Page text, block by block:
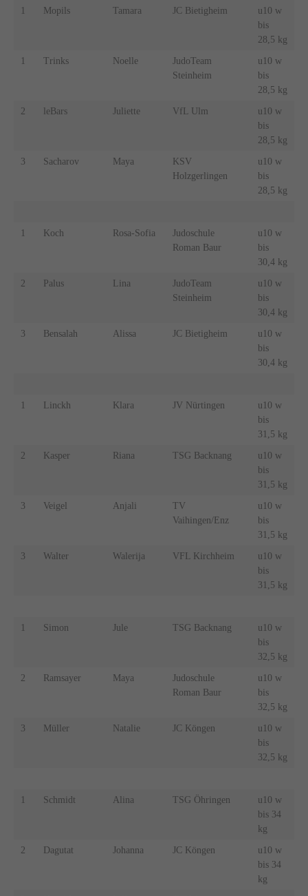
1 Mopils Tamara JC Bietigheim
u10 w
bis
28,5 kg
1 Trinks Noelle
JudoTeam
Steinheim
u10 w
bis
28,5 kg
2 leBars Juliette VfL Ulm
u10 w
bis
28,5 kg
3 Sacharov Maya
KSV
Holzgerlingen
u10 w
bis
28,5 kg
1 Koch Rosa-Sofia
Judoschule
Roman Baur
u10 w
bis
30,4 kg
2 Palus Lina
JudoTeam
Steinheim
u10 w
bis
30,4 kg
3 Bensalah Alissa JC Bietigheim
u10 w
bis
30,4 kg
1 Linckh Klara JV Nürtingen
u10 w
bis
31,5 kg
2 Kasper Riana TSG Backnang
u10 w
bis
31,5 kg
3 Veigel Anjali
TV
Vaihingen/Enz
u10 w
bis
31,5 kg
3 Walter Walerija VFL Kirchheim
u10 w
bis
31,5 kg
1 Simon Jule TSG Backnang
u10 w
bis
32,5 kg
2 Ramsayer Maya
Judoschule
Roman Baur
u10 w
bis
32,5 kg
3 Müller Natalie JC Köngen
u10 w
bis
32,5 kg
1 Schmidt Alina TSG Öhringen
u10 w
bis 34
kg
2 Dagutat Johanna JC Köngen
u10 w
bis 34
kg